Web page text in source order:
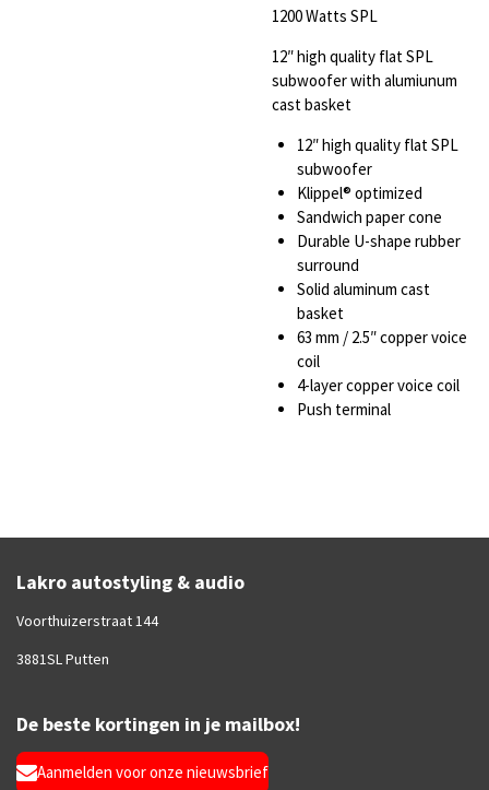
1200 Watts SPL
12″ high quality flat SPL
subwoofer with alumiunum
cast basket
12″ high quality flat SPL
subwoofer
Klippel® optimized
Sandwich paper cone
Durable U-shape rubber
surround
Solid aluminum cast
basket
63 mm / 2.5″ copper voice
coil
4-layer copper voice coil
Push terminal
Lakro autostyling & audio
Voorthuizerstraat 144
3881SL Putten
De beste kortingen in je mailbox!
Aanmelden voor onze nieuwsbrief